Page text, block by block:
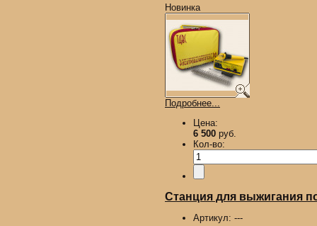
Новинка
Подробнее...
Цена:
6 500 руб.
Кол-во:
Станция для выжигания
Артикул: ---